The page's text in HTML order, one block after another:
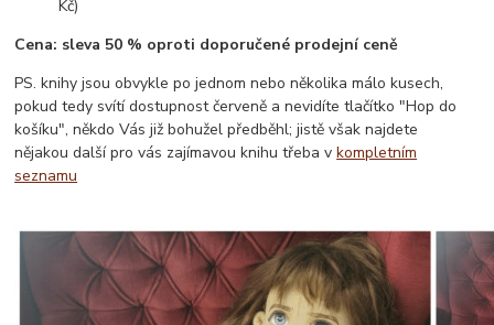
Kč)
Cena: sleva 50 % oproti doporučené prodejní ceně
PS. knihy jsou obvykle po jednom nebo několika málo kusech,
pokud tedy svítí dostupnost červeně a nevidíte tlačítko "Hop do
košíku", někdo Vás již bohužel předběhl; jistě však najdete
nějakou další pro vás zajímavou knihu třeba vkompletním
seznamu